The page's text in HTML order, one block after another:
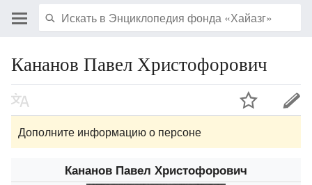
Кананов Павел Христофорович
Дополните информацию о персоне
Кананов Павел Христофорович